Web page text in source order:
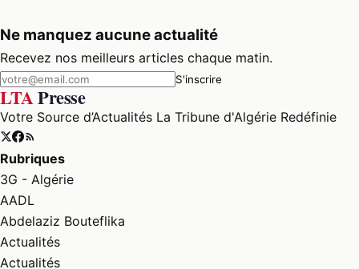
Ne manquez aucune actualité
Recevez nos meilleurs articles chaque matin.
S'inscrire
LTAPresse
Votre Source d’Actualités La Tribune d'Algérie Redéfinie
Rubriques
3G - Algérie
AADL
Abdelaziz Bouteflika
Actualités
Actualités